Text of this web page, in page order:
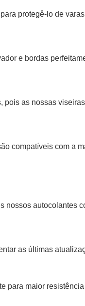
protegê-lo de
e bordas
pois as nossas
compatíveis com a
nossos autocolantes
as últimas
para maior